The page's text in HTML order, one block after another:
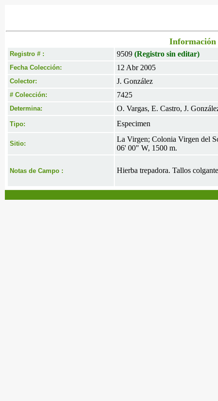
Información
Registro # : 9509 (Registro sin editar)
Fecha Colección: 12 Abr 2005
Colector: J. González
# Colección: 7425
Determina: O. Vargas, E. Castro, J.
Tipo: Especimen
Sitio:
La Virgen; Colonia Virgen del
06' 00" W, 1500 m.
Notas de Campo : Hierba trepadora. Tallos